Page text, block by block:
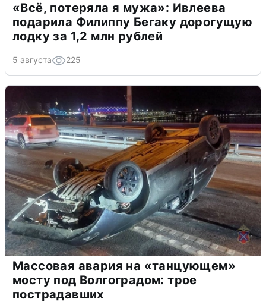
«Всё, потеряла я мужа»: Ивлеева
подарила Филиппу Бегаку дорогущую
лодку за 1,2 млн рублей
5 августа 225
Массовая авария на «танцующем»
мосту под Волгоградом: трое
пострадавших